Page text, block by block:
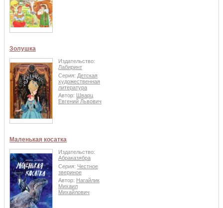
Золушка
Издательство:
Лабиринт
Серия: Детская
художественная
литература
Автор: Шварц
Евгений Львович
Маленькая косатка
Издательство:
Абраказябра
Серия: Честное
звериное
Автор: Нагайлик
Михаил
Михайлович